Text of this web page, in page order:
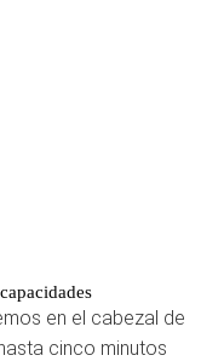
en el cabezal de
cinco minutos